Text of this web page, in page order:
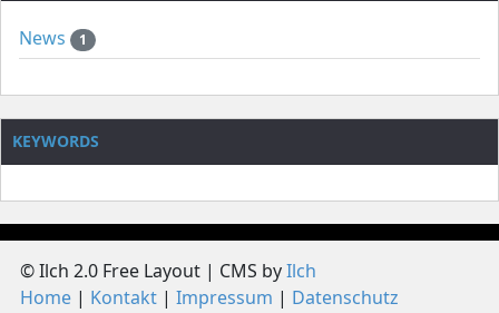
News 1
KEYWORDS
© Ilch 2.0 Free Layout | CMS byIlch
Home
Kontakt Impressum Datenschutz